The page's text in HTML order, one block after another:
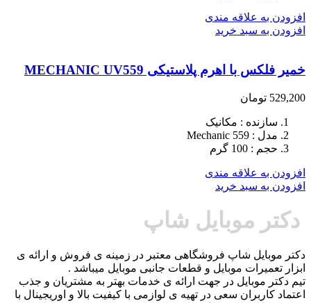
افزودن به علاقه مندی
افزودن به سبد خرید
خمیر فلکس با اهرم پلاستیکی MECHANIC UV559
529,200 تومان
سازنده : مکانیک
مدل : Mechanic 559
حجم : 100 گرم
افزودن به علاقه مندی
افزودن به سبد خرید
دکتر موبایل شاپ
دکتر موبایل شاپ فروشگاهی معتبر در زمینه ی فروش و ارائه ی
ابزار تعمیرات موبایل و قطعات جانبی موبایل میباشد .
تیم دکتر موبایل در جهت ارائه ی خدمات بهتر به مشتریان و جذب
اعتماد کاربران سعی در تهیه ی لوازمی با کیفیت بالا و اوریجینال با